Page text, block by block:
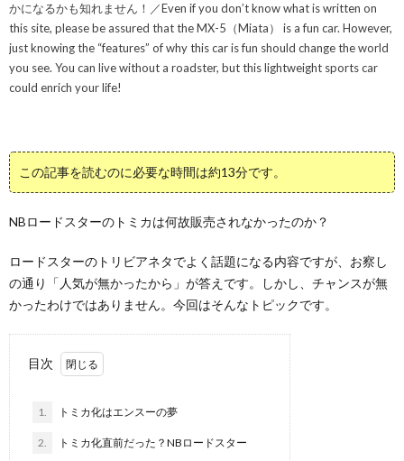
かになるかも知れません！／Even if you don’t know what is written on
this site, please be assured that the MX-5（Miata） is a fun car. However,
just knowing the “features” of why this car is fun should change the world
you see. You can live without a roadster, but this lightweight sports car
could enrich your life!
この記事を読むのに必要な時間は約13分です。
NBロードスターのトミカは何故販売されなかったのか？
ロードスターのトリビアネタでよく話題になる内容ですが、お察し
の通り「人気が無かったから」が答えです。しかし、チャンスが無
かったわけではありません。今回はそんなトピックです。
目次
1. トミカ化はエンスーの夢
2. トミカ化直前だった？NBロードスター